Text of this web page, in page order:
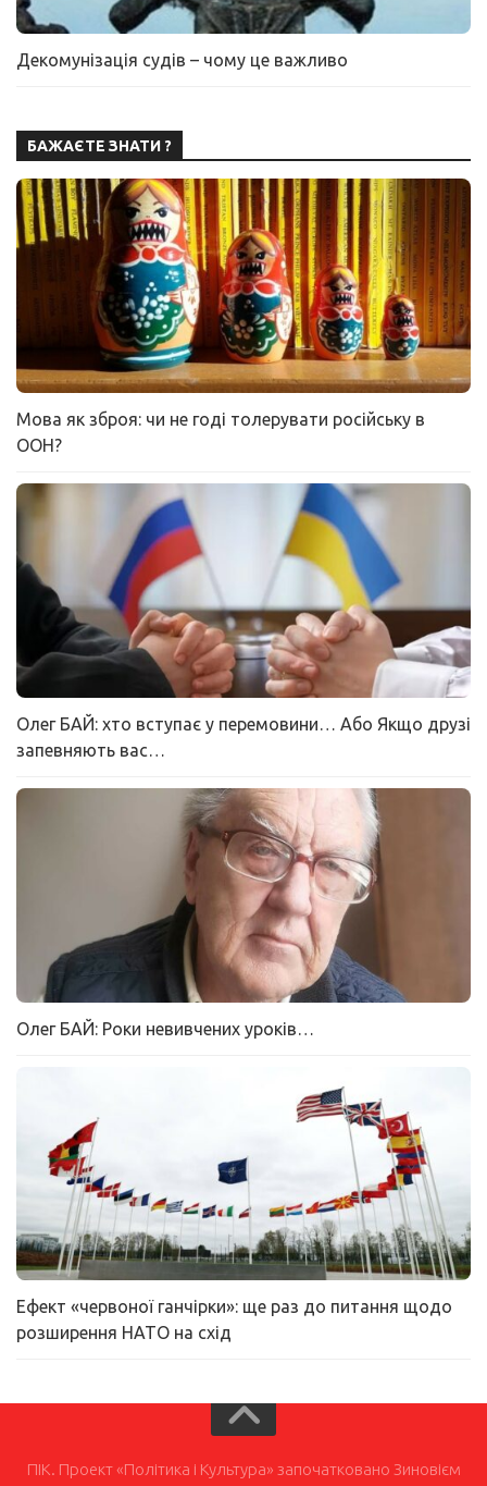
Декомунізація судів – чому це важливо
БАЖАЄТЕ ЗНАТИ ?
Мова як зброя: чи не годі толерувати російську в
ООН?
Олег БАЙ: хто вступає у перемовини… Або Якщо друзі
запевняють вас…
Олег БАЙ: Роки невивчених уроків…
Ефект «червоної ганчірки»: ще раз до питання щодо
розширення НАТО на схід
ПІК. Проект «Політика і Культура» започатковано Зиновієм